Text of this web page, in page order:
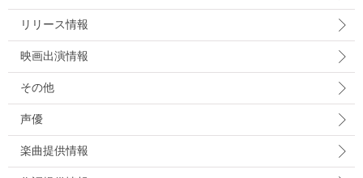
リリース情報
映画出演情報
その他
声優
楽曲提供情報